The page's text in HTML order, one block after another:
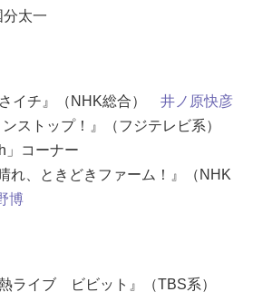
太一
イチ』（NHK総合） 井ノ原快彦
ストップ！』（フジテレビ系）
コーナー
、ときどきファーム！』（NHK
博
ライブ ビビット』（TBS系）